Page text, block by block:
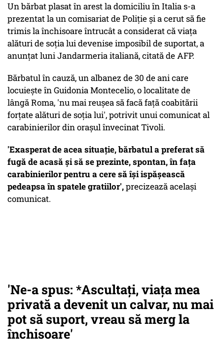
Un bărbat plasat în arest la domiciliu în Italia s-a
prezentat la un comisariat de Poliţie şi a cerut să fie
trimis la închisoare întrucât a considerat că viaţa
alături de soţia lui devenise imposibil de suportat, a
anunţat luni Jandarmeria italiană, citată de AFP.
Bărbatul în cauză, un albanez de 30 de ani care
locuieşte în Guidonia Montecelio, o localitate de
lângă Roma, 'nu mai reuşea să facă faţă coabitării
forţate alături de soţia lui', potrivit unui comunicat al
carabinierilor din oraşul învecinat Tivoli.
'Exasperat de acea situaţie, bărbatul a preferat să
fugă de acasă şi să se prezinte, spontan, în faţa
carabinierilor pentru a cere să îşi ispăşească
pedeapsa în spatele gratiilor',precizează acelaşi
comunicat.
'Ne-a spus: *Ascultaţi, viaţa mea
privată a devenit un calvar, nu mai
pot să suport, vreau să merg la
închisoare'